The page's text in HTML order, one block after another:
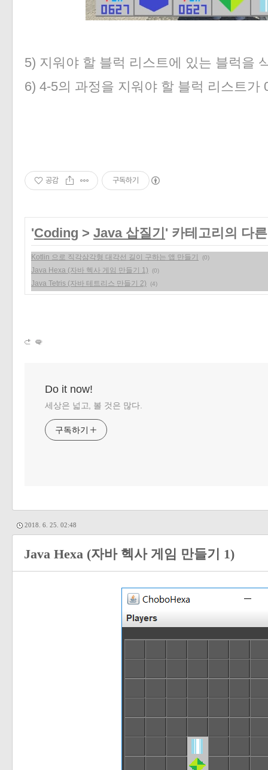
5) 지워야 할 블럭 리스트에 있는 블럭을
6) 4-5의 과정을 지워야 할 블럭 리스트가
공감 구독하기
'Coding > Java 삽질기 ' 카테고리의 다
Kotlin 으로 직각삼각형 대각선 길이 구하는 앱 만들기 (0)
Java Hexa (자바 헥사 게임 만들기 1) (0)
Java Tetris (자바 테트리스 만들기 2) (4)
Do it now!
세상은 넓고, 볼 것은 많다.
구독하기
2018. 6. 25. 02:48
Java Hexa (자바 헥사 게임 만들기 1)